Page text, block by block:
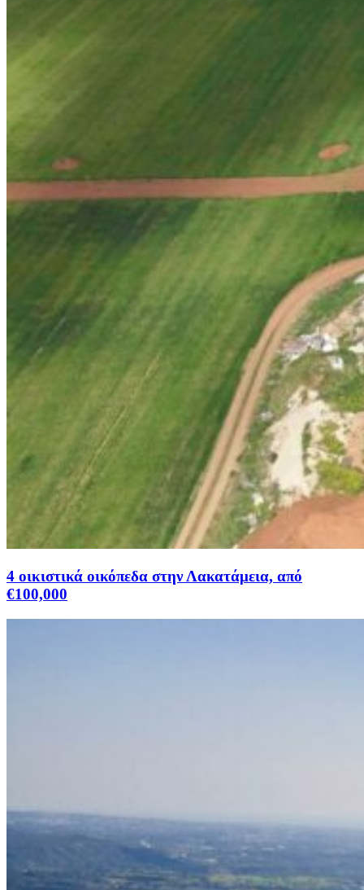
4 οικιστικά οικόπεδα στην Λακατάμεια, από
€100,000